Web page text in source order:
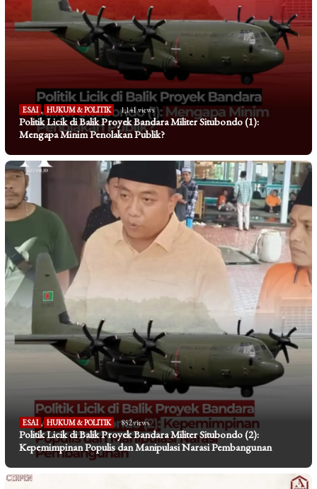
ESAI , HUKUM & POLITIK 1,141 views
Politik Licik di Balik Proyek Bandara Militer Situbondo (1):
Mengapa Minim Penolakan Publik?
ESAI , HUKUM & POLITIK 852 views
Politik Licik di Balik Proyek Bandara Militer Situbondo (2):
Kepemimpinan Populis dan Manipulasi Narasi Pembangunan